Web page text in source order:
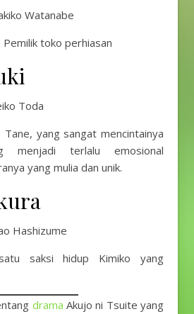
Watanabe
Pemilik toko perhiasan
Toda
Tane, yang sangat mencintainya
menjadi terlalu emosional
yang mulia dan unik.
Hashizume
saksi hidup Kimiko yang
drama Akujo ni Tsuite yang